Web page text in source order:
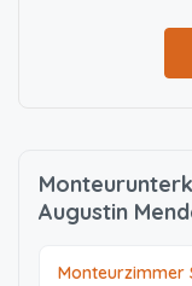
Augustin
Monteurzimmer